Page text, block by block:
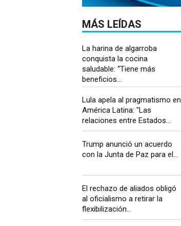
MÁS LEÍDAS
La harina de algarroba
conquista la cocina
saludable: “Tiene más
beneficios...
Lula apela al pragmatismo en
América Latina: "Las
relaciones entre Estados...
Trump anunció un acuerdo
con la Junta de Paz para el...
El rechazo de aliados obligó
al oficialismo a retirar la
flexibilización...